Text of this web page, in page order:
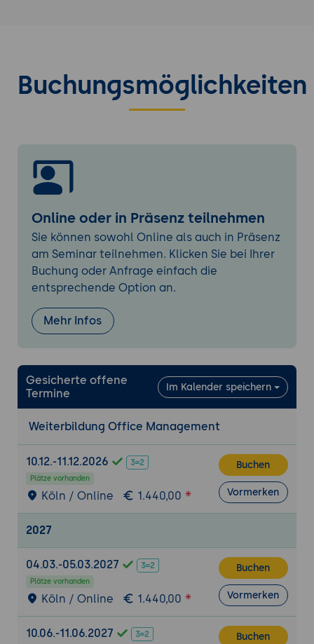
Tipps & Tricks
Kommunikations-Modelle
Effiziente Meetings
Krisen-Management
Führung in Krisenzeiten
Notfall-Situationen
Unternehmens-Handbuch
Soziale Kompetenz
Umgangsformen
Begrüßungen
Die Inhalte werden durch umfangreiches
Fachwissen und praktische Beispiele
vermittelt, ergänzt durch aktuelle
Studienergebnisse und durch Einbeziehung
der Teilnehmer über Gruppenübungen und
Austausch von persönlichen Erfahrungen
Buchungsmöglichkeiten
Online oder in Präsenz teilnehmen
Sie können sowohl Online als auch in Präsenz
am Seminar teilnehmen. Klicken Sie bei Ihrer
Buchung oder Anfrage einfach die
entsprechende Option an.
Mehr Infos
Gesicherte offene
Termine
Im Kalender speichern
Weiterbildung Office Management
10.12.-11.12.2026
Plätze vorhanden
Köln / Online 1.440,00
Buchen
Vormerken
2027
04.03.-05.03.2027
Plätze vorhanden
Köln / Online 1.440,00
Buchen
Vormerken
10.06.-11.06.2027 Buchen